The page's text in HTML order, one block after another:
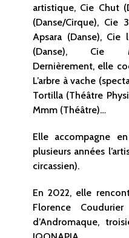
artistique, Cie Chut
(Danse/Cirque), Cie
Apsara (Danse),
(Danse), Cie
Dernièrement, elle
L’arbre à vache
Tortilla (Théâtre
Mmm (Théâtre)…
Elle accompagne
plusieurs années
circassien).
En 2022, elle
Florence
d’Andromaque,